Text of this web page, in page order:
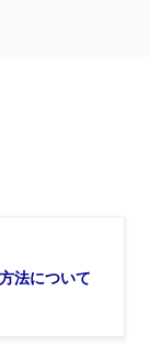
法について